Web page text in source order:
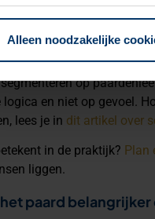
Alleen noodzakelijke
Je marketing hoeft
boodschap, op het
op
en niet op gevoel.
lees je in dit artikel over
in de praktijk? Plan
liggen.
paard